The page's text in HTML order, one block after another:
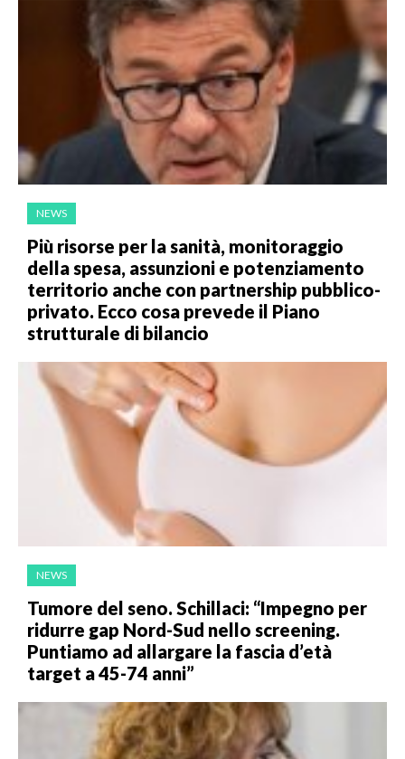
NEWS
Più risorse per la sanità, monitoraggio
della spesa, assunzioni e potenziamento
territorio anche con partnership pubblico-
privato. Ecco cosa prevede il Piano
strutturale di bilancio
NEWS
Tumore del seno. Schillaci: “Impegno per
ridurre gap Nord-Sud nello screening.
Puntiamo ad allargare la fascia d’età
target a 45-74 anni”